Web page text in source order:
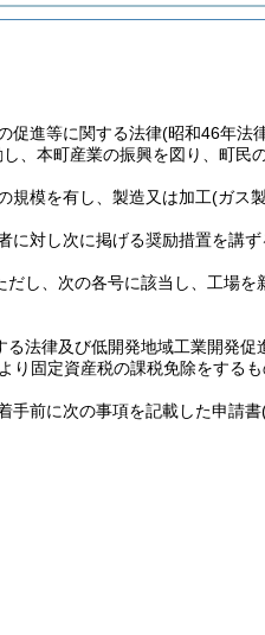
促進等に関する法律(昭和46年法
、本町産業の振興を図り、町民
規模を有し、製造又は加工(ガス
対し次に掲げる奨励措置を講ず
だし、次の各号に該当し、工場を
法律及び低開発地域工業開発促
り固定資産税の課税免除をするも
手前に次の事項を記載した申請書